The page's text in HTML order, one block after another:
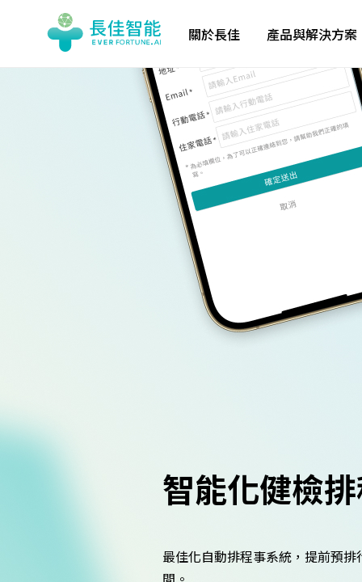
關於長佳 產品與解決方案
智能化健檢
最佳化自動排程事系統，提前預